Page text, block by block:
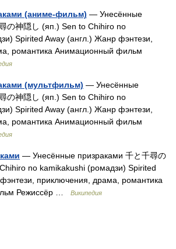
(аниме-фильм) — Унесённые
の神隠し (яп.) Sen to Chihiro no
Spirited Away (англ.) Жанр фэнтези,
романтика Анимационный фильм
(мультфильм) — Унесённые
の神隠し (яп.) Sen to Chihiro no
Spirited Away (англ.) Жанр фэнтези,
романтика Анимационный фильм
— Унесённые призраками 千と千尋の
no kamikakushi (ромадзи) Spirited
приключения, драма, романтика
Режиссёр …
Википедия